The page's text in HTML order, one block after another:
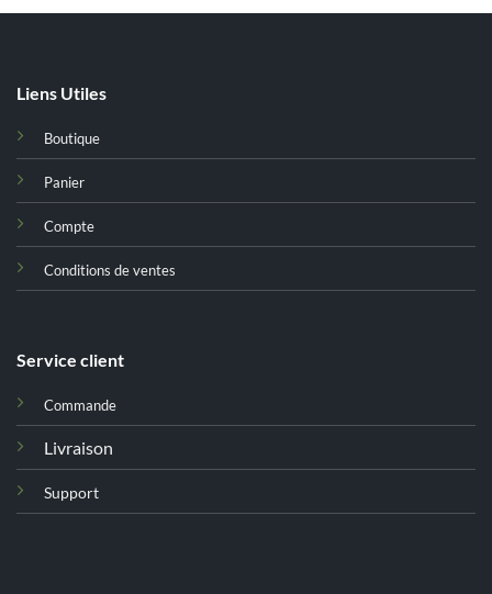
Liens Utiles
Boutique
Panier
Compte
Conditions de ventes
Service client
Commande
Livraison
Support